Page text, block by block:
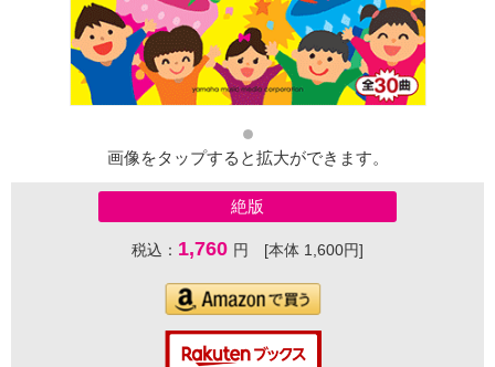
画像をタップすると拡大ができます。
絶版
税込： 1,760 円 [本体 1,600円]